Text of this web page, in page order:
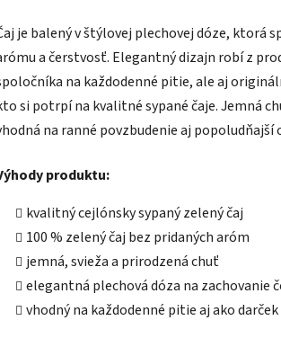
je balený v štýlovej plechovej dóze, ktorá
a čerstvosť. Elegantný dizajn robí z
na každodenné pitie, ale aj
si potrpí na kvalitné sypané čaje. Jemná
na ranné povzbudenie aj popoludňajší
produktu:
kvalitný cejlónsky sypaný zelený čaj
100 % zelený čaj bez pridaných aróm
jemná, svieža a prirodzená chuť
elegantná plechová dóza na zachovanie
vhodný na každodenné pitie aj ako darček